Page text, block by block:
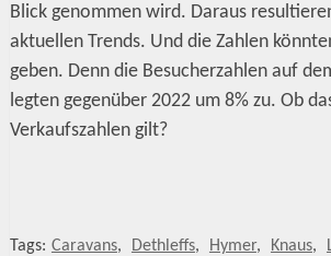
Blick genommen wird. Daraus
aktuellen Trends. Und die Zahlen
geben. Denn die Besucherzahlen auf
legten gegenüber 2022 um 8% zu. Ob
Verkaufszahlen gilt?
Tags: Caravans, Dethleffs, Hymer, Knaus,